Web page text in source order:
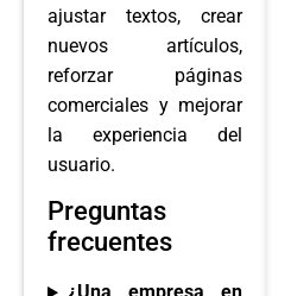
ajustar textos, crear
nuevos artículos,
reforzar páginas
comerciales y mejorar
la experiencia del
usuario.
Preguntas
frecuentes